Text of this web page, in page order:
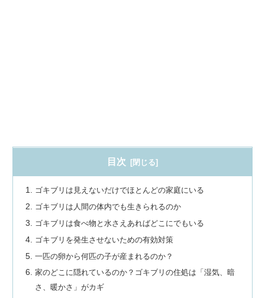
目次
ゴキブリは見えないだけでほとんどの家庭にいる
ゴキブリは人間の体内でも生きられるのか
ゴキブリは食べ物と水さえあればどこにでもいる
ゴキブリを発生させないための有効対策
一匹の卵から何匹の子が産まれるのか？
家のどこに隠れているのか？ゴキブリの住処は「湿気、暗
さ、暖かさ」がカギ